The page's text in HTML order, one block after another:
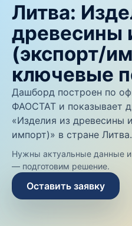
Литва:
древесины
(экспорт/
ключевые
Дашборд построен по
ФАОСТАТ и показывает
«Изделия из древесины
импорт)» в стране Литва.
Нужны актуальные данные и
— подготовим решение.
Оставить заявку